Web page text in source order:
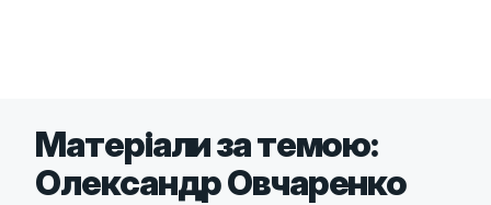
Матеріали за темою:
Олександр Овчаренко